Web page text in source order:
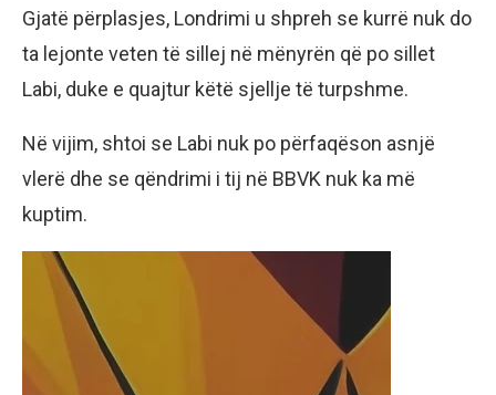
Gjatë përplasjes, Londrimi u shpreh se kurrë nuk do
ta lejonte veten të sillej në mënyrën që po sillet
Labi, duke e quajtur këtë sjellje të turpshme.
Në vijim, shtoi se Labi nuk po përfaqëson asnjë
vlerë dhe se qëndrimi i tij në BBVK nuk ka më
kuptim.